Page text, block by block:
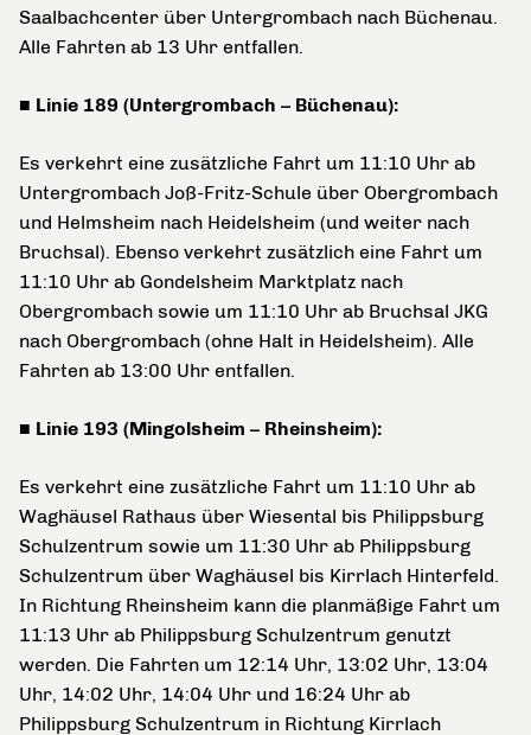
Saalbachcenter über Untergrombach nach Büchenau.
Alle Fahrten ab 13 Uhr entfallen.
■ Linie 189 (Untergrombach – Büchenau):
Es verkehrt eine zusätzliche Fahrt um 11:10 Uhr ab
Untergrombach Joß-Fritz-Schule über Obergrombach
und Helmsheim nach Heidelsheim (und weiter nach
Bruchsal). Ebenso verkehrt zusätzlich eine Fahrt um
11:10 Uhr ab Gondelsheim Marktplatz nach
Obergrombach sowie um 11:10 Uhr ab Bruchsal JKG
nach Obergrombach (ohne Halt in Heidelsheim). Alle
Fahrten ab 13:00 Uhr entfallen.
■ Linie 193 (Mingolsheim – Rheinsheim):
Es verkehrt eine zusätzliche Fahrt um 11:10 Uhr ab
Waghäusel Rathaus über Wiesental bis Philippsburg
Schulzentrum sowie um 11:30 Uhr ab Philippsburg
Schulzentrum über Waghäusel bis Kirrlach Hinterfeld.
In Richtung Rheinsheim kann die planmäßige Fahrt um
11:13 Uhr ab Philippsburg Schulzentrum genutzt
werden. Die Fahrten um 12:14 Uhr, 13:02 Uhr, 13:04
Uhr, 14:02 Uhr, 14:04 Uhr und 16:24 Uhr ab
Philippsburg Schulzentrum in Richtung Kirrlach